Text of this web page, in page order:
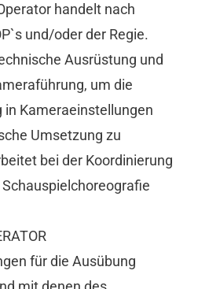
handelt nach
und/oder der Regie.
Ausrüstung und
um die
in Kameraeinstellungen
Umsetzung zu
bei der Koordinierung
für die Ausübung